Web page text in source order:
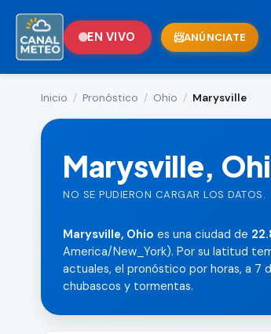
EN VIVO ANÚNCIATE
Inicio / Pronóstico / Ohio / Marysville
Marysville,
NO SE PUDIERON CARGAR LOS DATOS.
Marysville, Ohio es una ciudad de
America/New_York). Por su latitud
actuales, el pronóstico por horas, a 7
chubascos y tormentas.